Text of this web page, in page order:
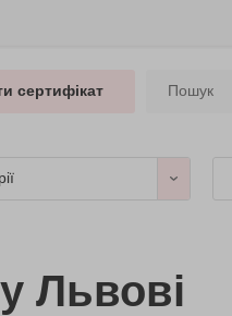
сертифікат
Львові